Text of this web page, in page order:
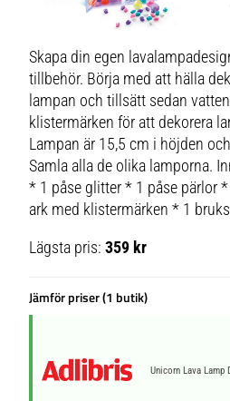
Skapa din egen
tillbehör. Börja med att hälla
lampan och tillsätt sedan
klistermärken för att dekorera
Lampan är 15,5 cm i höjden
Samla alla de olika lamporna.
* 1 påse glitter * 1 påse pärlor
ark med klistermärken * 1
Lägsta pris:359 kr
Jämför priser (1 butik)
Unicorn Lava Lamp